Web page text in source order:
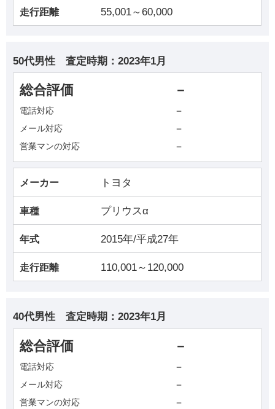
走行距離 55,001～60,000
50代男性 査定時期： 2023年1月
総合評価 －
電話対応 －
メール対応 －
営業マンの対応 －
メーカー トヨタ
車種 プリウスα
年式 2015年/平成27年
走行距離 110,001～120,000
40代男性 査定時期： 2023年1月
総合評価 －
電話対応 －
メール対応 －
営業マンの対応 －